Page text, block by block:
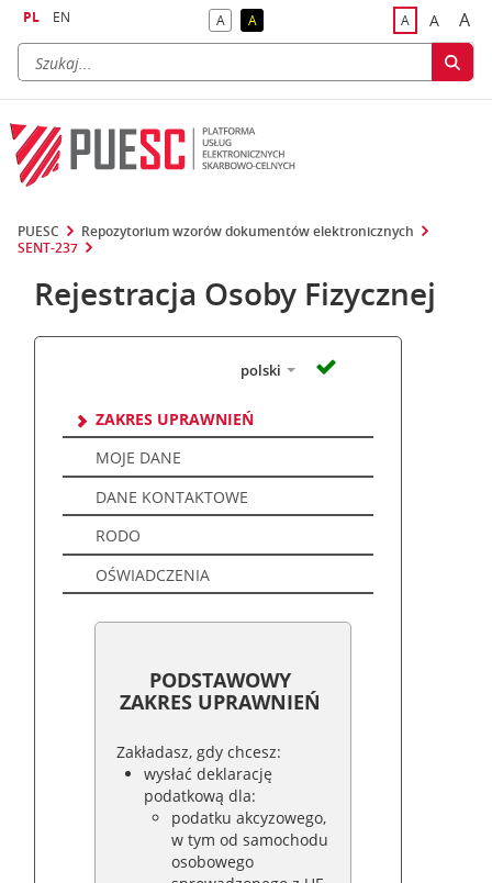
PL EN Akontrast domyślny
Akontrast żółty tekst na czarnym tle
Adomyślna
A A
PUESC
Repozytorium wzorów dokumentów elektronicznych
SENT-237
Rejestracja Osoby Fizycznej